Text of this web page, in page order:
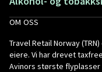
OM OSS
Travel Retail Norway
eiere. Vi har drevet
Avinors største flyplasser